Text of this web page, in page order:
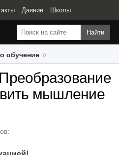
Даяние Школы
обучение
Ума | Как обновить мышление
мышление